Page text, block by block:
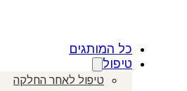
כל המותגים
טיפול
טיפול לאחר החלקה